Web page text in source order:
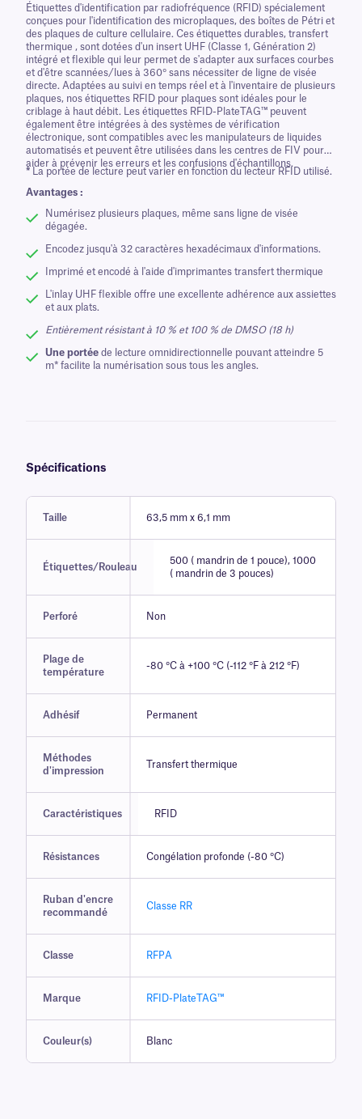
Étiquettes d'identification par radiofréquence (RFID) spécialement
conçues pour l'identification des microplaques, des boîtes de Pétri et
des plaques de culture cellulaire. Ces étiquettes durables, transfert
thermique , sont dotées d'un insert UHF (Classe 1, Génération 2)
intégré et flexible qui leur permet de s'adapter aux surfaces courbes
et d'être scannées/lues à 360° sans nécessiter de ligne de visée
directe. Adaptées au suivi en temps réel et à l'inventaire de plusieurs
plaques, nos étiquettes RFID pour plaques sont idéales pour le
criblage à haut débit. Les étiquettes RFID-PlateTAG™ peuvent
également être intégrées à des systèmes de vérification
électronique, sont compatibles avec les manipulateurs de liquides
automatisés et peuvent être utilisées dans les centres de FIV pour
aider à prévenir les erreurs et les confusions d'échantillons.
* La portée de lecture peut varier en fonction du lecteur RFID utilisé.
Avantages :
Numérisez plusieurs plaques, même sans ligne de visée
dégagée.
Encodez jusqu'à 32 caractères hexadécimaux d'informations.
Imprimé et encodé à l'aide d'imprimantes transfert thermique
L'inlay UHF flexible offre une excellente adhérence aux assiettes
et aux plats.
Entièrement résistant à 10 % et 100 % de DMSO (18 h)
Une portée de lecture omnidirectionnelle pouvant atteindre 5
m* facilite la numérisation sous tous les angles.
Spécifications
Taille 63,5 mm x 6,1 mm
Étiquettes/Rouleau
500 ( mandrin de 1 pouce), 1000
( mandrin de 3 pouces)
Perforé Non
Plage de
température
-80 °C à +100 °C (-112 °F à 212 °F)
Adhésif Permanent
Méthodes
d'impression
Transfert thermique
Caractéristiques RFID
Résistances Congélation profonde (-80 °C)
Ruban d'encre
recommandé
Classe RR
Classe RFPA
Marque RFID-PlateTAG™
Couleur(s) Blanc